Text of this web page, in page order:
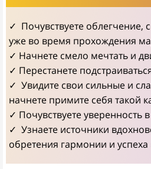
✓ Почувствуете облегчение,
уже во время
✓ Начнете смело мечтать и
✓ Перестанете
✓ Увидите свои сильные и
начнете примите себя такой
✓ Почувствуете уверенность
✓ Узнаете источники
обретения гармонии и